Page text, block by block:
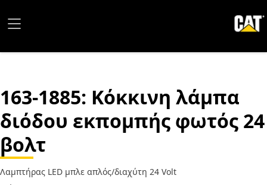
163-1885: Κόκκινη λάμπα
διόδου εκπομπής φωτός 24
βολτ
Λαμπτήρας LED μπλε απλός/διαχύτη 24 Volt